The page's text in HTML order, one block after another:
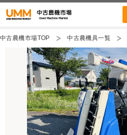
中古農機市場TOP 中古農機具一覧